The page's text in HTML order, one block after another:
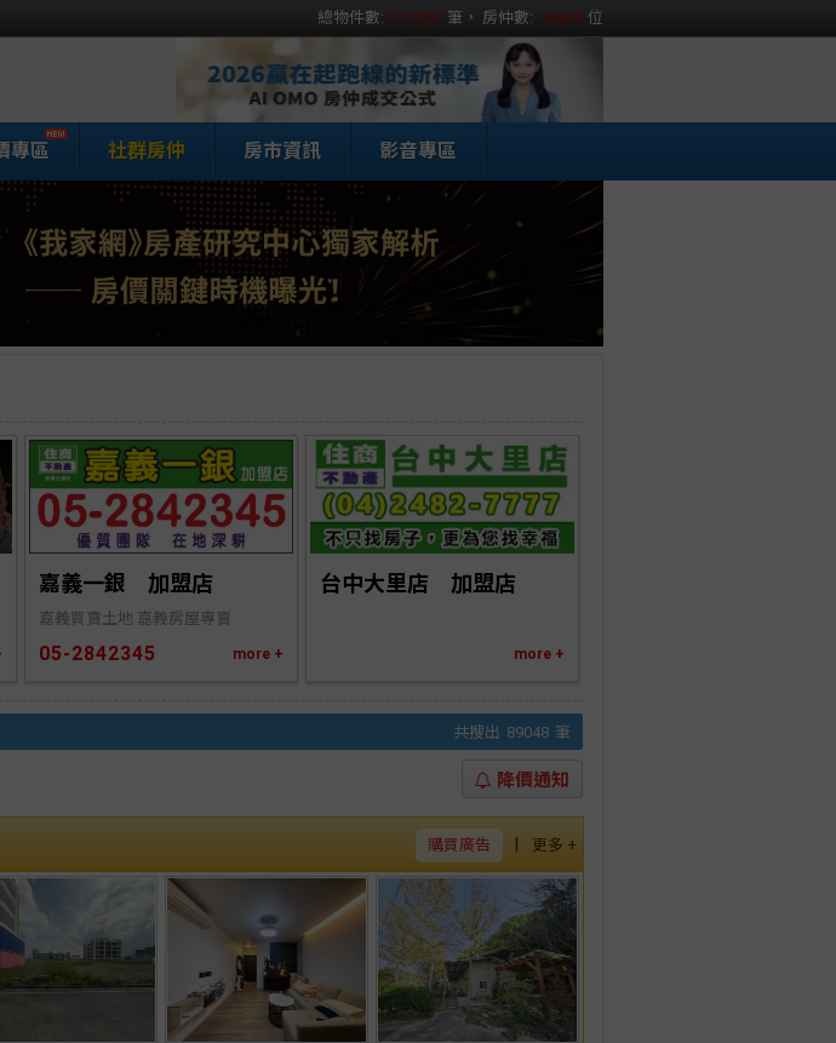
總物件數: 111720 筆， 房仲數: 15331 位
專區 社群房仲 房市資訊 影音專區
嘉義一銀　加盟店
嘉義買賣土地 嘉義房屋專賣
05-2842345 more +
台中大里店　加盟店
more +
共搜出 89048 筆
降價通知
更多 +
|
購買廣告